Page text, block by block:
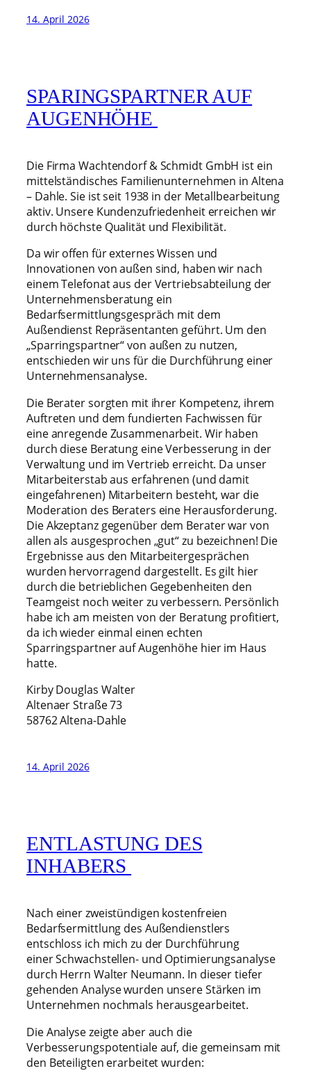
14. April 2026
SPARINGSPARTNER AUF
AUGENHÖHE
Die Firma Wachtendorf & Schmidt GmbH ist ein
mittelständisches Familienunternehmen in Altena
– Dahle. Sie ist seit 1938 in der Metallbearbeitung
aktiv. Unsere Kundenzufriedenheit erreichen wir
durch höchste Qualität und Flexibilität.
Da wir offen für externes Wissen und
Innovationen von außen sind, haben wir nach
einem Telefonat aus der Vertriebsabteilung der
Unternehmensberatung ein
Bedarfsermittlungsgespräch mit dem
Außendienst Repräsentanten geführt. Um den
„Sparringspartner“ von außen zu nutzen,
entschieden wir uns für die Durchführung einer
Unternehmensanalyse.
Die Berater sorgten mit ihrer Kompetenz, ihrem
Auftreten und dem fundierten Fachwissen für
eine anregende Zusammenarbeit. Wir haben
durch diese Beratung eine Verbesserung in der
Verwaltung und im Vertrieb erreicht. Da unser
Mitarbeiterstab aus erfahrenen (und damit
eingefahrenen) Mitarbeitern besteht, war die
Moderation des Beraters eine Herausforderung.
Die Akzeptanz gegenüber dem Berater war von
allen als ausgesprochen „gut“ zu bezeichnen! Die
Ergebnisse aus den Mitarbeitergesprächen
wurden hervorragend dargestellt. Es gilt hier
durch die betrieblichen Gegebenheiten den
Teamgeist noch weiter zu verbessern. Persönlich
habe ich am meisten von der Beratung profitiert,
da ich wieder einmal einen echten
Sparringspartner auf Augenhöhe hier im Haus
hatte.
Kirby Douglas Walter
Altenaer Straße 73
58762 Altena-Dahle
14. April 2026
ENTLASTUNG DES
INHABERS
Nach einer zweistündigen kostenfreien
Bedarfsermittlung des Außendienstlers
entschloss ich mich zu der Durchführung
einer Schwachstellen- und Optimierungsanalyse
durch Herrn Walter Neumann. In dieser tiefer
gehenden Analyse wurden unsere Stärken im
Unternehmen nochmals herausgearbeitet.
Die Analyse zeigte aber auch die
Verbesserungspotentiale auf, die gemeinsam mit
den Beteiligten erarbeitet wurden: